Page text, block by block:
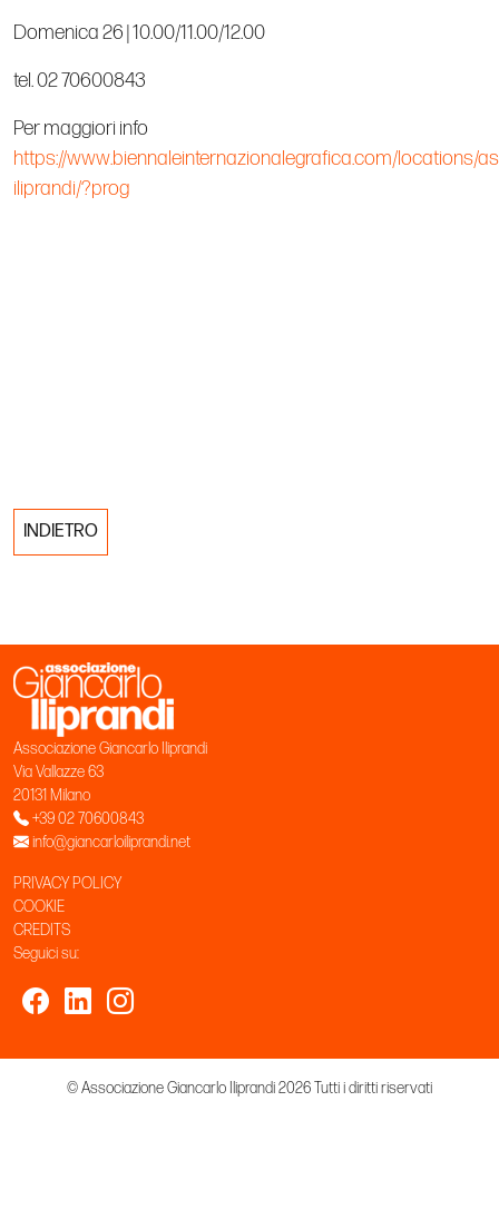
Domenica 26 | 10.00/11.00/12.00
tel. 02 70600843
Per maggiori info
https://www.biennaleinternazionalegrafica.com/locations/
iliprandi/?prog
INDIETRO
Associazione Giancarlo Iliprandi
Via Vallazze 63
20131 Milano
+39 02 70600843
info@giancarloiliprandi.net
PRIVACY POLICY
COOKIE
CREDITS
Seguici su:
© Associazione Giancarlo Iliprandi 2026 Tutti i diritti riservati